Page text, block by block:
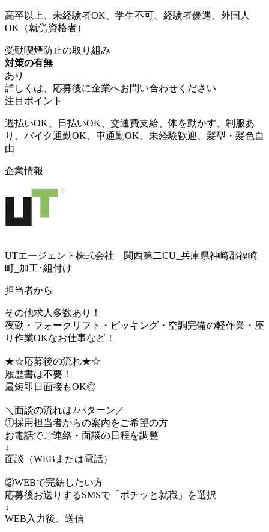
高卒以上、未経験者OK、学生不可、経験者優遇、外国人
OK（就労資格者）
受動喫煙防止の取り組み
対策の有無
あり
詳しくは、応募後に企業へお問い合わせください
注目ポイント
週払いOK、日払いOK、交通費支給、体を動かす、制服あ
り、バイク通勤OK、車通勤OK、未経験歓迎、髪型・髪色自
由
企業情報
UTエージェント株式会社 関西第二CU_兵庫県神崎郡福崎
町_加工･組付け
担当者から
その他求人多数あり！
夜勤・フォークリフト・ピッキング・空調完備の軽作業・座
り作業OKなお仕事など！
★☆応募後の流れ★☆
履歴書は不要！
最短即日面接もOK◎
＼面談の流れは2パターン／
①採用担当者からの案内をご希望の方
お電話でご連絡・面談の日程を調整
↓
面談（WEBまたは電話）
②WEBで完結したい方
応募後お送りするSMSで「ポチッと就職」を選択
↓
WEB入力後、送信